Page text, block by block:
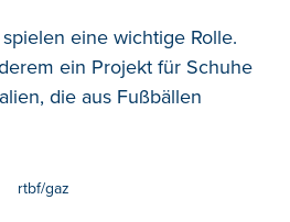
eine wichtige Rolle.
ein Projekt für Schuhe
die aus Fußbällen
rtbf/gaz